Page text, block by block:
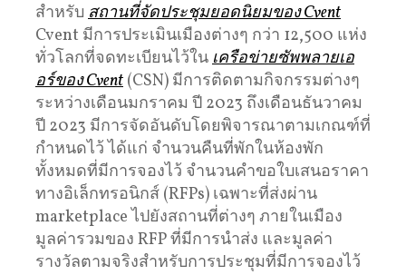
สำหรับ สถานที่จัดประชุมยอดนิยมของ Cvent
Cvent มีการประเมินเมืองต่างๆ กว่า 12,500 แห่ง
ทั่วโลกที่จดทะเบียนไว้ในเครือข่ายซัพพลายเอ
อร์ของ Cvent (CSN) มีการติดตามกิจกรรมต่างๆ
ระหว่างเดือนมกราคม ปี 2023 ถึงเดือนธันวาคม
ปี 2023 มีการจัดอันดับโดยพิจารณาตามเกณฑ์ที่
กำหนดไว้ ได้แก่ จำนวนคืนที่พักในห้องพัก
ทั้งหมดที่มีการจองไว้ จำนวนคำขอใบเสนอราคา
ทางอิเล็กทรอนิกส์ (RFPs) เฉพาะที่ส่งผ่าน
marketplace ไปยังสถานที่ต่างๆ ภายในเมือง
มูลค่ารวมของ RFP ที่มีการนำส่ง และมูลค่า
รางวัลตามจริงสำหรับการประชุมที่มีการจองไว้